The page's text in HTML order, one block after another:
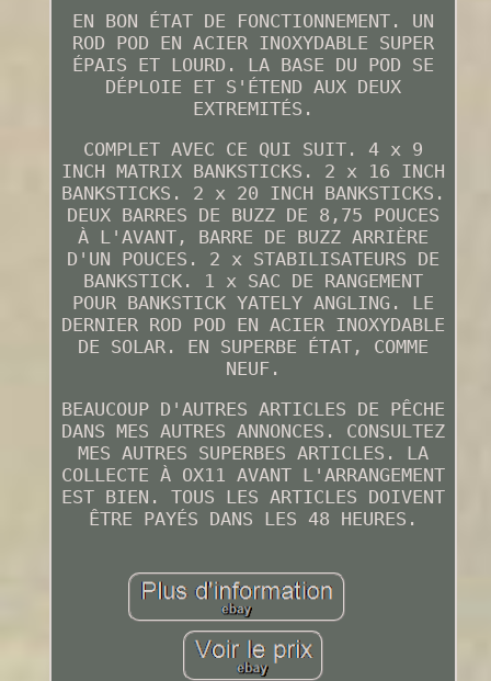
EN BON ÉTAT DE FONCTIONNEMENT. UN
ROD POD EN ACIER INOXYDABLE SUPER
ÉPAIS ET LOURD. LA BASE DU POD SE
DÉPLOIE ET S'ÉTEND AUX DEUX
EXTREMITÉS.
COMPLET AVEC CE QUI SUIT. 4 x 9
INCH MATRIX BANKSTICKS. 2 x 16 INCH
BANKSTICKS. 2 x 20 INCH BANKSTICKS.
DEUX BARRES DE BUZZ DE 8,75 POUCES
À L'AVANT, BARRE DE BUZZ ARRIÈRE
D'UN POUCES. 2 x STABILISATEURS DE
BANKSTICK. 1 x SAC DE RANGEMENT
POUR BANKSTICK YATELY ANGLING. LE
DERNIER ROD POD EN ACIER INOXYDABLE
DE SOLAR. EN SUPERBE ÉTAT, COMME
NEUF.
BEAUCOUP D'AUTRES ARTICLES DE PÊCHE
DANS MES AUTRES ANNONCES. CONSULTEZ
MES AUTRES SUPERBES ARTICLES. LA
COLLECTE À OX11 AVANT L'ARRANGEMENT
EST BIEN. TOUS LES ARTICLES DOIVENT
ÊTRE PAYÉS DANS LES 48 HEURES.